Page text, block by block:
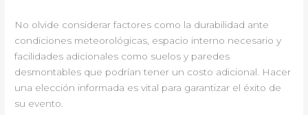
No olvide considerar factores como la durabilidad ante
condiciones meteorológicas, espacio interno necesario y
facilidades adicionales como suelos y paredes
desmontables que podrían tener un costo adicional. Hacer
una elección informada es vital para garantizar el éxito de
su evento.